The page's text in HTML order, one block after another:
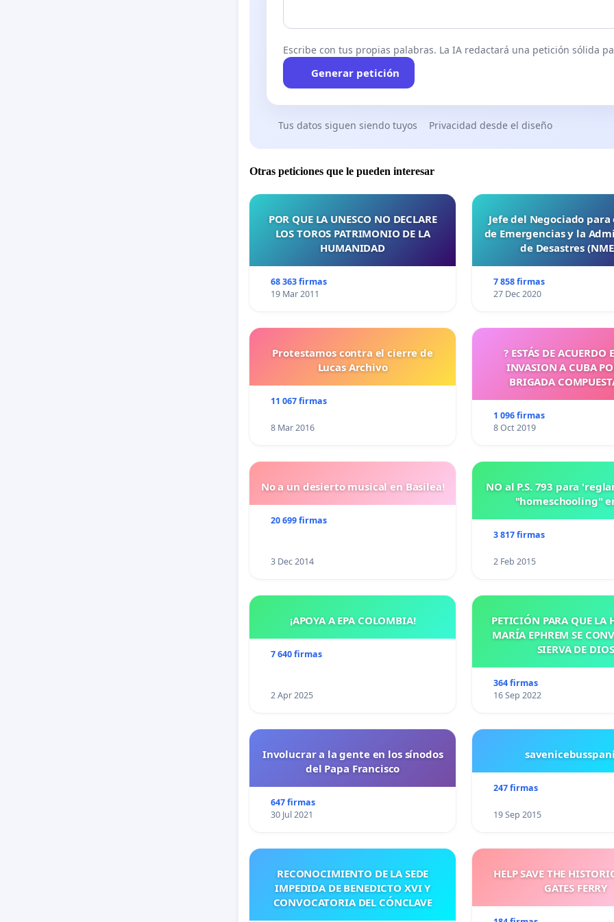
Escribe con tus propias palabras. La IA redactará una petición sólida
Generar petición
Tus datos siguen siendo tuyos Privacidad desde el diseño
Otras peticiones que le pueden interesar
POR QUE LA UNESCO NO DECLARE
LOS TOROS PATRIMONIO DE LA
HUMANIDAD
68 363 firmas
19 Mar 2011
Jefe del Negociado
de Emergencias y la
de Desastres
7 858 firmas
27 Dec 2020
Protestamos contra el cierre de
Lucas Archivo
11 067 firmas
8 Mar 2016
? ESTÁS DE ACUERDO
INVASION A CUBA
BRIGADA
1 096 firmas
8 Oct 2019
No a un desierto musical en Basilea!
20 699 firmas
3 Dec 2014
NO al P.S. 793 para
"homeschooling"
3 817 firmas
2 Feb 2015
¡APOYA A EPA COLOMBIA!
7 640 firmas
2 Apr 2025
PETICIÓN PARA QUE LA
MARÍA EPHREM SE
SIERVA DE DIOS
364 firmas
16 Sep 2022
Involucrar a la gente en los sínodos
del Papa Francisco
647 firmas
30 Jul 2021
247 firmas
19 Sep 2015
RECONOCIMIENTO DE LA SEDE
IMPEDIDA DE BENEDICTO XVI Y
CONVOCATORIA DEL CÓNCLAVE
HELP SAVE THE
GATES FERRY